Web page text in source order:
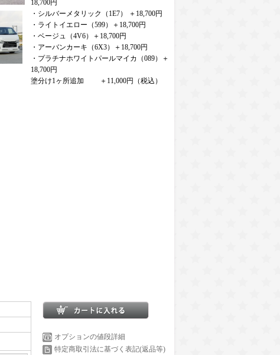
18,700円
・シルバーメタリック（1E7） ＋18,700円
・ライトイエロー（599）＋18,700円
・ベージュ（4V6）＋18,700円
・アーバンカーキ（6X3）＋18,700円
・プラチナホワイトパールマイカ（089）＋
18,700円
塗分け1ヶ所追加 ＋11,000円（税込）
オプションの値段詳細
特定商取引法に基づく表記(返品等)